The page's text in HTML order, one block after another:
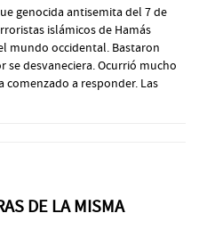
genocida antisemita del 7 de
islámicos de Hamás
mundo occidental. Bastaron
se desvaneciera. Ocurrió mucho
comenzado a responder. Las
DE LA MISMA